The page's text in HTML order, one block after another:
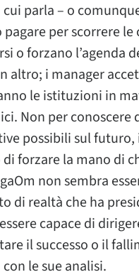
parla – o
pagare per scorrere
o forzano l’agenda
altro; i manager
le istituzioni in
Non per conoscere
possibili sul
forzare la mano di
non sembra
di realtà che ha
capace di
il successo o il
le sue analisi.